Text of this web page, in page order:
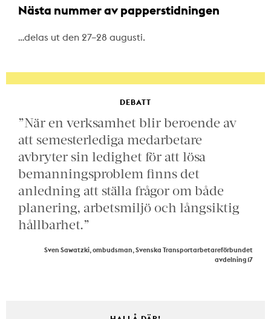
Nästa nummer av papperstidningen
…delas ut den 27–28 augusti.
DEBATT
”När en verksamhet blir beroende av
att semesterlediga medarbetare
avbryter sin ledighet för att lösa
bemanningsproblem finns det
anledning att ställa frågor om både
planering, arbetsmiljö och långsiktig
hållbarhet.”
Sven Sawatzki, ombudsman, Svenska Transportarbetareförbundet
avdelning 17